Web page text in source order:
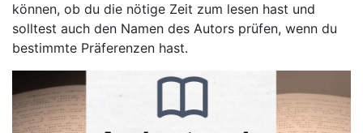
können, ob du die nötige Zeit zum lesen hast und
solltest auch den Namen des Autors prüfen, wenn du
bestimmte Präferenzen hast.